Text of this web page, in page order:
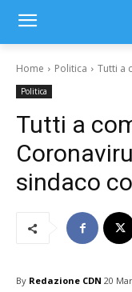
Home Politica Tutti a
Politica
Tutti a
sindaco
By Redazione CDN 20